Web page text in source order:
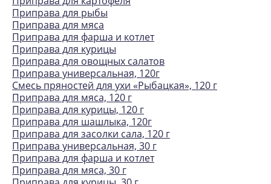
Приправа для рыбы
Приправа для мяса
Приправа для фарша и котлет
Приправа для курицы
Приправа для овощных салатов
Приправа универсальная, 120г
Смесь пряностей для ухи «Рыбацкая», 120 г
Приправа для мяса, 120 г
Приправа для курицы, 120 г
Приправа для шашлыка, 120г
Приправа для засолки сала, 120 г
Приправа универсальная, 30 г
Приправа для фарша и котлет
Приправа для мяса, 30 г